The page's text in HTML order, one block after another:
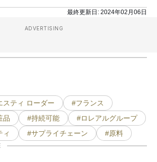
最終更新日: 2024年02月06日
ADVERTISING
スティ ローダー
#フランス
品 #持続可能
#ロレアルグループ
ィ
#サプライチェーン #原料